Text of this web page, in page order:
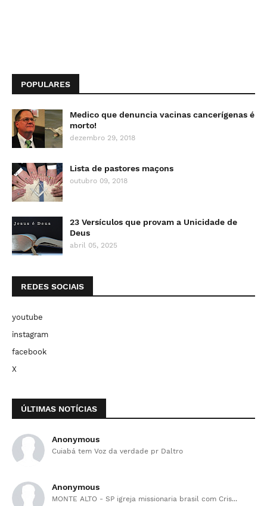
POPULARES
Medico que denuncia vacinas cancerígenas é
morto!
dezembro 29, 2018
Lista de pastores maçons
outubro 09, 2018
23 Versículos que provam a Unicidade de
Deus
abril 05, 2025
REDES SOCIAIS
youtube
instagram
facebook
X
ÚLTIMAS NOTÍCIAS
Anonymous
Cuiabá tem Voz da verdade pr Daltro
Anonymous
MONTE ALTO - SP igreja missionaria brasil com Cris...